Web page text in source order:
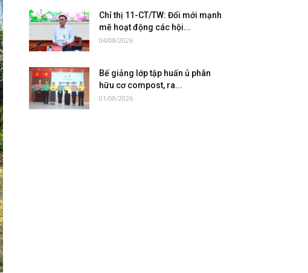
Chỉ thị 11-CT/TW: Đổi mới mạnh
mẽ hoạt động các hội...
04/08/2026
Bế giảng lớp tập huấn ủ phân
hữu cơ compost, ra...
01/08/2026